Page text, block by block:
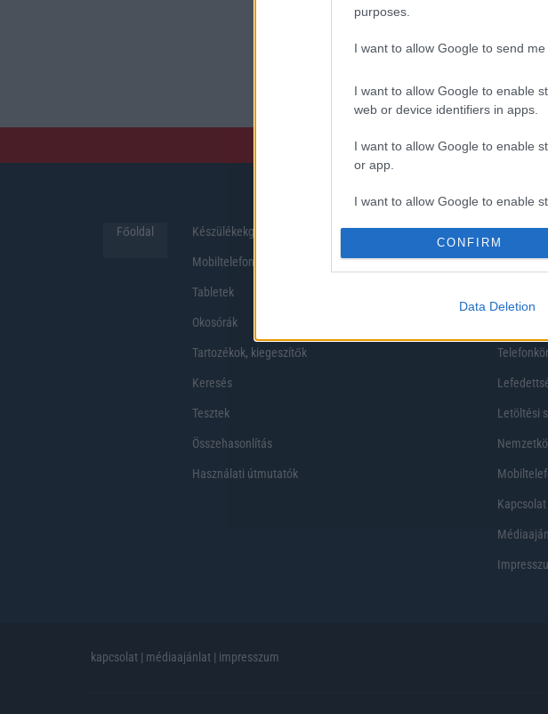
purposes.
I want to allow Google to send
I want to allow Google to enable
web or device identifiers in apps.
I want to allow Google to enable
or app.
I want to allow Google to enable
I want to allow Google to enable
authentication functionality and
CONFIRM
Data Deletion
Főoldal Készülékekguru
Mobiltelefonok
Tabletek
Okosórák
Tartozékok, kiegeszítők
Keresés
Tesztek
Összehasonlítás
Használati útmutatók
Hirek Telefon Árak
Yettel akciók Wiki
Letöltési
Kapcsolat
kapcsolat | médiaajánlat | impresszum